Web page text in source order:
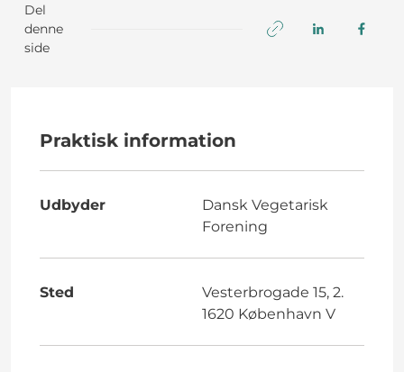
Del
denne
side
Praktisk information
Udbyder
Dansk Vegetarisk
Forening
Sted
Vesterbrogade 15, 2.
1620 København V